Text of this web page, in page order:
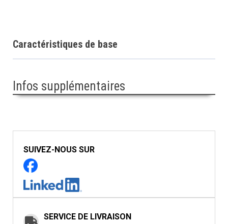
Caractéristiques de base
Infos supplémentaires
SUIVEZ-NOUS SUR
SERVICE DE LIVRAISON